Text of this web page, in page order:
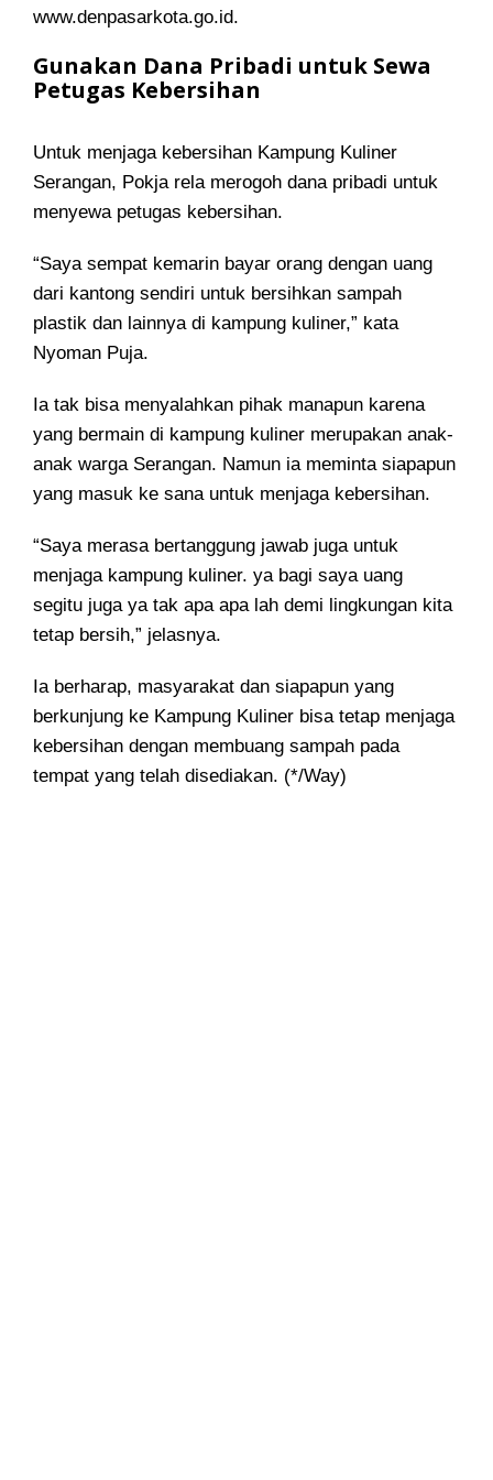
www.denpasarkota.go.id.
Gunakan Dana Pribadi untuk Sewa
Petugas Kebersihan
Untuk menjaga kebersihan Kampung Kuliner
Serangan, Pokja rela merogoh dana pribadi untuk
menyewa petugas kebersihan.
“Saya sempat kemarin bayar orang dengan uang
dari kantong sendiri untuk bersihkan sampah
plastik dan lainnya di kampung kuliner,” kata
Nyoman Puja.
Ia tak bisa menyalahkan pihak manapun karena
yang bermain di kampung kuliner merupakan anak-
anak warga Serangan. Namun ia meminta siapapun
yang masuk ke sana untuk menjaga kebersihan.
“Saya merasa bertanggung jawab juga untuk
menjaga kampung kuliner. ya bagi saya uang
segitu juga ya tak apa apa lah demi lingkungan kita
tetap bersih,” jelasnya.
Ia berharap, masyarakat dan siapapun yang
berkunjung ke Kampung Kuliner bisa tetap menjaga
kebersihan dengan membuang sampah pada
tempat yang telah disediakan. (*/Way)